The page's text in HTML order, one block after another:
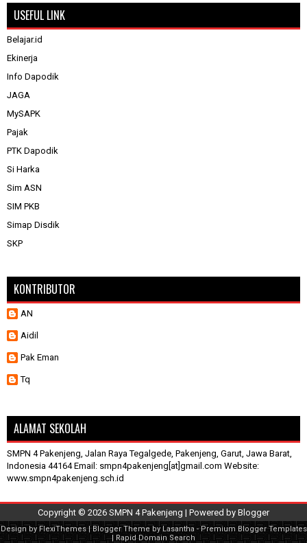
USEFUL LINK
Belajar.id
Ekinerja
Info Dapodik
JAGA
MySAPK
Pajak
PTK Dapodik
Si Harka
Sim ASN
SIM PKB
Simap Disdik
SKP
KONTRIBUTOR
AN
Aidil
Pak Eman
Tq
ALAMAT SEKOLAH
SMPN 4 Pakenjeng, Jalan Raya Tegalgede, Pakenjeng, Garut, Jawa Barat,
Indonesia 44164 Email: smpn4pakenjeng[at]gmail.com Website:
www.smpn4pakenjeng.sch.id
Copyright © 2026 SMPN 4 Pakenjeng | Powered by Blogger
Design by FlexiThemes| Blogger Theme by Lasantha -Premium Blogger Templates
| Rapid Domain Search